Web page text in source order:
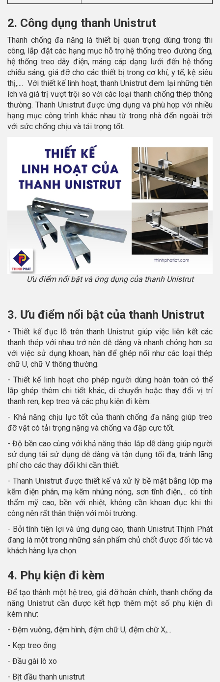
2. Công dụng thanh Unistrut
Thanh chống đa năng là thiết bị quan trọng dùng trong thi
công, lắp đặt các hạng mục hỗ trợ hệ thống treo đường ống,
hệ thống treo dây điện, máng cáp dạng lưới đến hệ thống
chiếu sáng, giá đỡ cho các thiết bị trong cơ khí, y tế, kệ siêu
thị,.... Với thiết kế linh hoạt, thanh Unistrut đem lại những tiện
ích và giá trị vượt trội so với các loại thanh chống thép thông
thường. Thanh Unistrut được ứng dụng và phù hợp với nhiều
hạng mục công trình khác nhau từ trong nhà đến ngoài trời
với sức chống chịu và tải trọng tốt.
Ưu điểm nổi bật và ứng dụng của thanh Unistrut
3. Ưu điểm nổi bật của thanh Unistrut
- Thiết kế đục lỗ trên thanh Unistrut giúp việc liên kết các
thanh thép với nhau trở nên dễ dàng và nhanh chóng hơn so
với việc sử dụng khoan, hàn để ghép nối như các loại thép
chữ U, chữ V thông thường.
- Thiết kế linh hoạt cho phép người dùng hoàn toàn có thể
lắp ghép thêm chi tiết khác, di chuyển hoặc thay đổi vị trí
thanh ren, kẹp treo và các phụ kiện đi kèm.
- Khả năng chịu lực tốt của thanh chống đa năng giúp treo
đỡ vật có tải trọng nặng và chống va đập cực tốt.
- Độ bền cao cùng với khả năng tháo lắp dễ dàng giúp người
sử dụng tái sử dụng dễ dàng và tận dụng tối đa, tránh lãng
phí cho các thay đổi khi cần thiết.
- Thanh Unistrut được thiết kế và xử lý bề mặt bằng lớp mạ
kẽm điện phân, mạ kẽm nhúng nóng, sơn tĩnh điện,... có tính
thẩm mỹ cao, bền với nhiệt, không cần khoan đục khi thi
công nên rất thân thiện với môi trường.
- Bởi tính tiện lợi và ứng dụng cao, thanh Unistrut Thịnh Phát
đang là một trong những sản phẩm chủ chốt được đối tác và
khách hàng lựa chọn.
4. Phụ kiện đi kèm
Để tạo thành một hệ treo, giá đỡ hoàn chỉnh, thanh chống đa
năng Unistrut cần được kết hợp thêm một số phụ kiện đi
kèm như:
- Đệm vuông, đệm hình, đệm chữ U, đệm chữ X,...
- Kẹp treo ống
- Đầu gài lò xo
- Bịt đầu thanh unistrut